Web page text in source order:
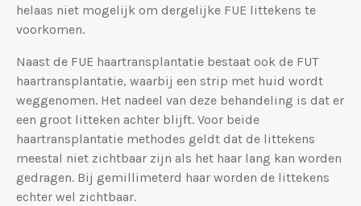
helaas niet mogelijk om dergelijke FUE littekens te
voorkomen.
Naast de FUE haartransplantatie bestaat ook de FUT
haartransplantatie, waarbij een strip met huid wordt
weggenomen. Het nadeel van deze behandeling is dat er
een groot litteken achter blijft. Voor beide
haartransplantatie methodes geldt dat de littekens
meestal niet zichtbaar zijn als het haar lang kan worden
gedragen. Bij gemillimeterd haar worden de littekens
echter wel zichtbaar.